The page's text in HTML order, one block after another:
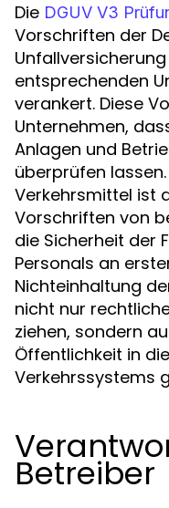
Die DGUV V3
Vorschriften der
entsprechenden
verankert. Diese
Unternehmen,
Anlagen und
überprüfen
Verkehrsmittel ist
Vorschriften von
die Sicherheit der
Personals an
Nichteinhaltung
nicht nur
ziehen, sondern
Öffentlichkeit in
Verkehrssystems
Betreiber